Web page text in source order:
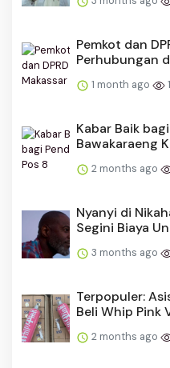
Pemkot dan
Perhubungan
1 month ago
Kabar Baik
Bawakaraeng
2 months ago
Nyanyi di
Segini Biaya
3 months ago
Terpopuler:
Beli Whip Pink
2 months ago